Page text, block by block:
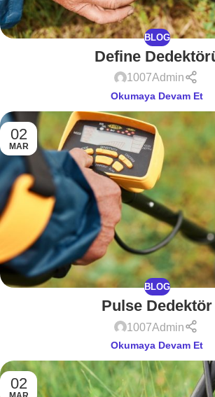
BLOG
Define
1007Admin
Okumaya Devam Et
02
MAR
BLOG
Pulse Dedektör
1007Admin
Okumaya Devam Et
02